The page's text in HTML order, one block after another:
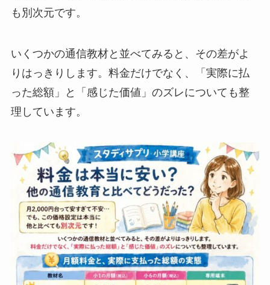
も別次元です。
いくつかの通信教材と並べてみると、その差がよ
りはっきりします。料金だけでなく、「実際に払
った総額」と「感じた価値」のズレについても整
理しています。